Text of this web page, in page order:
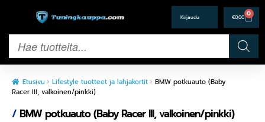
€0,00 0
Etusivu Lifestyle tuotteet ja lahjakortit
BMW potkuauto (Baby
Racer III, valkoinen/pinkki)
/BMW potkuauto (Baby Racer III, valkoinen/pinkki)